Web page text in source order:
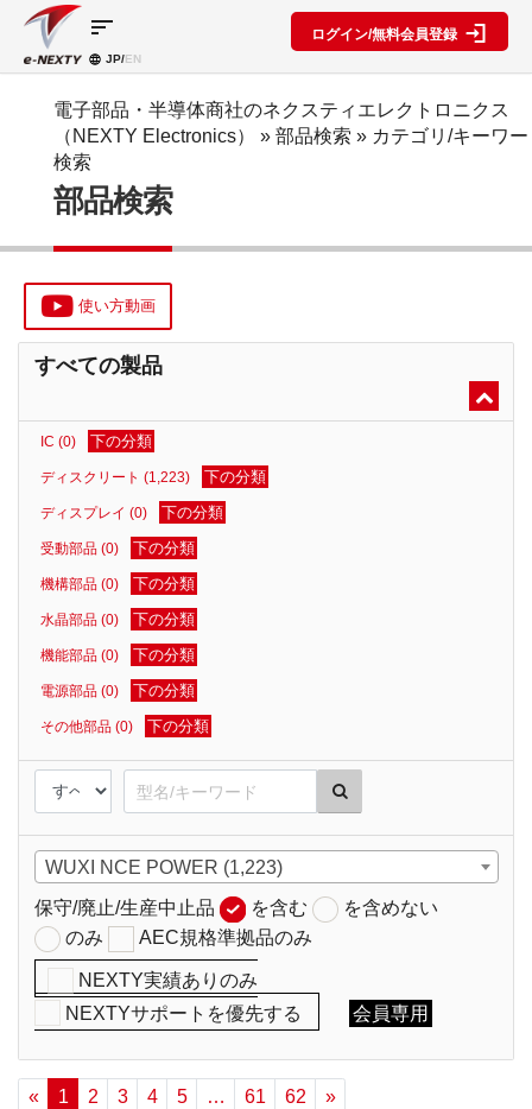
テゴリ
IC
ディスク
リート
受動部品
機構部品
水晶部品
機能部品
その他部
品
能
レベルダ
ム作成
複数型名
をまとめ
て探す
類似品検
索
カー一覧
ク図
ック図
SPECIAL
CONTENT
セミナ
information
e-
e-
sort
JP/EN
ログイン/無料会員登録
電子部品・半導体商社のネクスティエレクトロニクス
（NEXTY Electronics）
» 部品検索 » カテゴリ/キーワ
検索
部品検索
使い方動画
すべての製品
IC (0) 下の分類
ディスクリート (1,223) 下の分類
ディスプレイ (0) 下の分類
受動部品 (0) 下の分類
機構部品 (0) 下の分類
水晶部品 (0) 下の分類
機能部品 (0) 下の分類
電源部品 (0) 下の分類
その他部品 (0) 下の分類
WUXI NCE POWER (1,223)
保守/廃止/生産中止品
を含む
を含めない
のみ
AEC規格準拠品のみ
NEXTY実績ありのみ
NEXTYサポートを優先する
会員専用
« 1 2 3 4 5 … 61 62 »